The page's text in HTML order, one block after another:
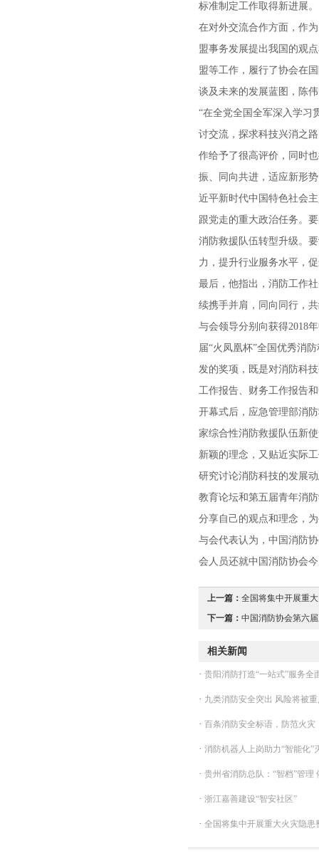
标准制定工作取得新进展。
在对外交流合作方面，作
盟事务发展提出我国的观
盟等工作，履行了协会在
谈及未来的发展蓝图，陈
“在全党全国全军深入学习
讨交流，探求科技兴消之
作给予了很高评价，同时
振、同向共进，适应新形
近平新时代中国特色社会
跟党走的重大政治任务。
消防救援队伍转型升级。
力，提升行业服务水平，
最后，他指出，消防工作
续携手并肩，同向同行，
与会领导分别向获得2018
届“火凤凰杯”全国优秀消
发的奖项，既是对消防科
工作报告、财务工作报告
开幕式后，应急管理部消
家综合性消防救援队伍新
新颖的理念，又贴近实际
研究讨论消防科技的发展
教育论坛和第五届青年消
分享自己的观点和理念，
与会代表认为，中国消防
会人员还就中国消防协会
上一篇： 全国将集中开展重
下一篇： 中国消防协会第六
相关新闻
· 贵阳消防打造“一站式”服务全
· 九类消防安全突出 风险将被
· 百条消防安全标语，防范火灾
· 消防机器人上岗助力“智能化”
· 贵州省消防总队：“智档”管理
· 浙江嘉善建设“智安社区”
· 全国将集中开展重大火灾隐患